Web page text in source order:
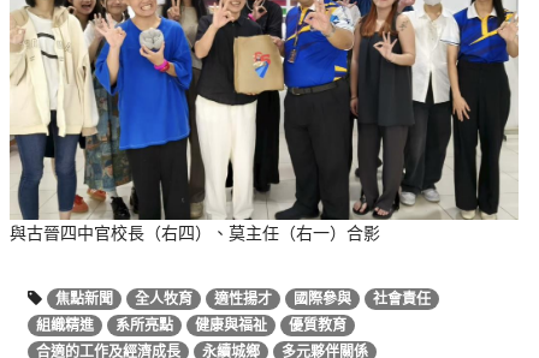
與古晉四中官校長（右四）、莫主任（右一）合影
焦點新聞 全人牧育 適性揚才 國際參與
社會責任
組織精進
系所亮點 健康與福祉
優質教育
合適的工作及經濟成長
永續城鄉 多元夥伴關係